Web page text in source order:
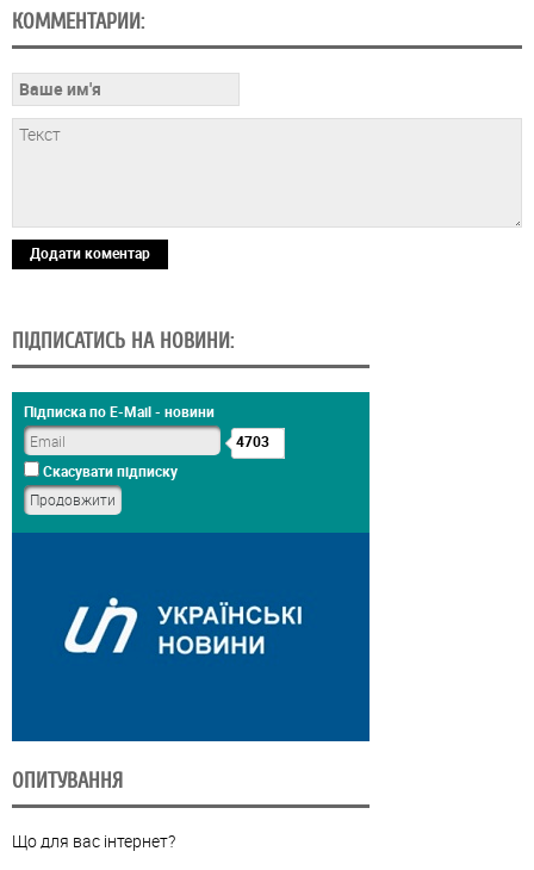
КОММЕНТАРИИ:
Додати коментар
ПІДПИСАТИСЬ НА НОВИНИ:
Підписка по E-Mail - новини
4703
Скасувати підписку
ОПИТУВАННЯ
Що для вас інтернет?